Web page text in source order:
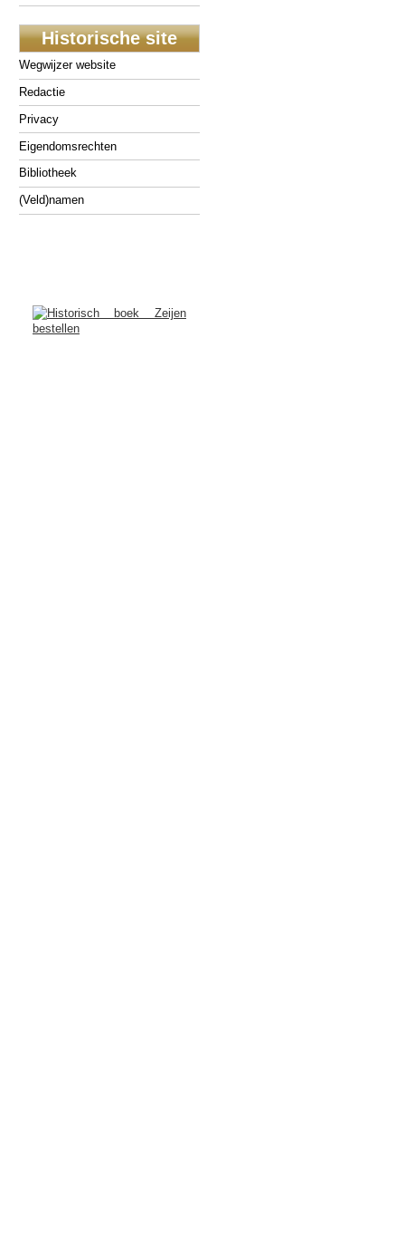
Historische site
Wegwijzer website
Redactie
Privacy
Eigendomsrechten
Bibliotheek
(Veld)namen